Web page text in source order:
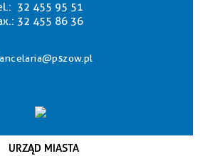
32 455 95 51
32 455 86 36
URZĄD MIASTA